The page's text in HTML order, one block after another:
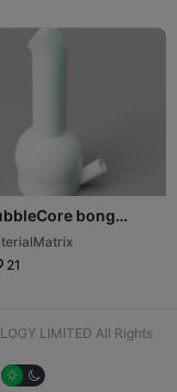
bong
bowl)
21
LIMITED All Rights